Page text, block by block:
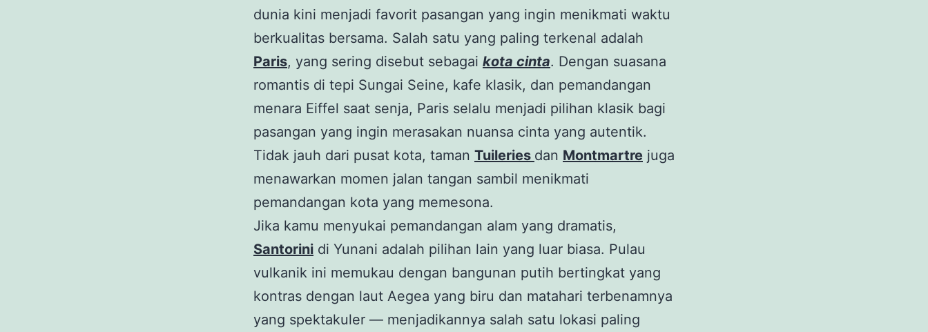
dunia kini menjadi favorit pasangan yang ingin menikmati waktu
berkualitas bersama. Salah satu yang paling terkenal adalah
Paris, yang sering disebut sebagai kota cinta. Dengan suasana
romantis di tepi Sungai Seine, kafe klasik, dan pemandangan
menara Eiffel saat senja, Paris selalu menjadi pilihan klasik bagi
pasangan yang ingin merasakan nuansa cinta yang autentik.
Tidak jauh dari pusat kota, taman Tuileries dan Montmartre juga
menawarkan momen jalan tangan sambil menikmati
pemandangan kota yang memesona.
Jika kamu menyukai pemandangan alam yang dramatis,
Santorini di Yunani adalah pilihan lain yang luar biasa. Pulau
vulkanik ini memukau dengan bangunan putih bertingkat yang
kontras dengan laut Aegea yang biru dan matahari terbenamnya
yang spektakuler — menjadikannya salah satu lokasi paling